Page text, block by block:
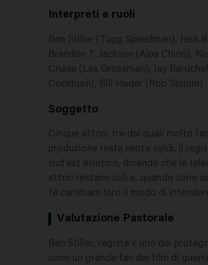
Interpreti e ruoli
Ben Stiller (Tugg Speedman), Jack
Brandon T. Jackson (Alpa Chino),
Cruise (Les Grossman), Jay
Cockburn), Bill Hader (Rob Slolom)
Soggetto
Cinque attori, tre dei quali molto
produzione resta senza soldi, il
sud est asiatico, dicendo che le
attori restano soli e, quando sono
fa cambiare loro il modo di
Valutazione Pastorale
Ben Stiller, regista e uno dei
sono un grande fan dei film di